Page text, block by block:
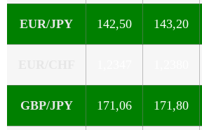
EUR/JPY 142,50 143,20
GBP/JPY 171,06 171,80